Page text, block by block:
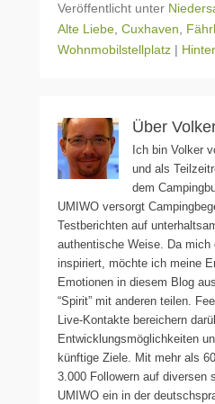
Veröffentlicht unter
Alte Liebe Cuxhaven
Wohnmobilstellplatz |
Über
Ich bin Volker
und als
dem
UMIWO versorgt
Testberichten auf
authentische Weise. Da mich
inspiriert, möchte ich meine
Emotionen in diesem Blog
“Spirit” mit anderen teilen.
Live-Kontakte bereichern
Entwicklungsmöglichkeiten
künftige Ziele. Mit mehr als
3.000 Followern auf diversen
UMIWO ein in der